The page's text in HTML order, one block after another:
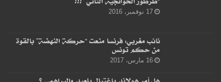
17 نوفمبر، 2016
نائب مغربي: فرنسا منعت “حركة النهضة” بالقوة
من حكم تونس
16 مارس، 2017